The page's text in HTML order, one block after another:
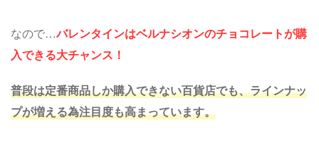
なので…バレンタインはベルナシオンのチョコレートが購
入できる大チャンス！
普段は定番商品しか購入できない百貨店でも、ラインナッ
プが増える為注目度も高まっています。